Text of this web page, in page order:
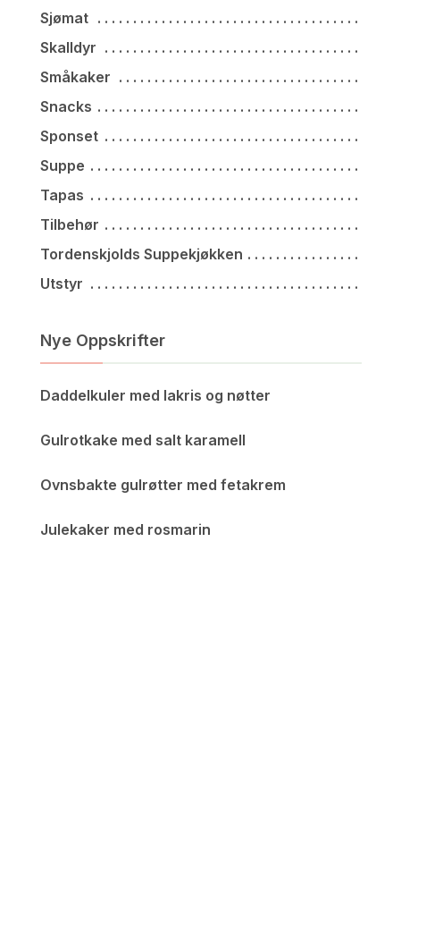
Sjømat
Skalldyr
Småkaker
Snacks
Sponset
Suppe
Tapas
Tilbehør
Tordenskjolds Suppekjøkken
Utstyr
Nye Oppskrifter
Daddelkuler med lakris og nøtter
Gulrotkake med salt karamell
Ovnsbakte gulrøtter med fetakrem
Julekaker med rosmarin